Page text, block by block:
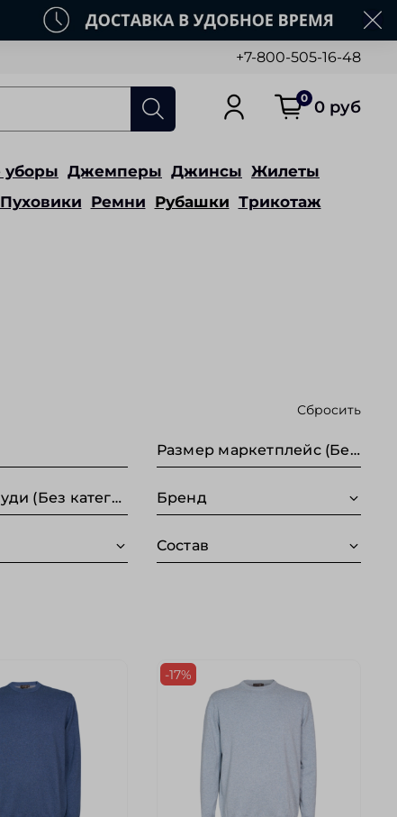
+7-800-505-16-48
0 0 руб
уборы Джемперы Джинсы Жилеты
Пуховики Ремни Рубашки Трикотаж
Сбросить
Размер маркетплейс (Без категории)
Обхват груди (Без категории) Бренд
Состав
-17%